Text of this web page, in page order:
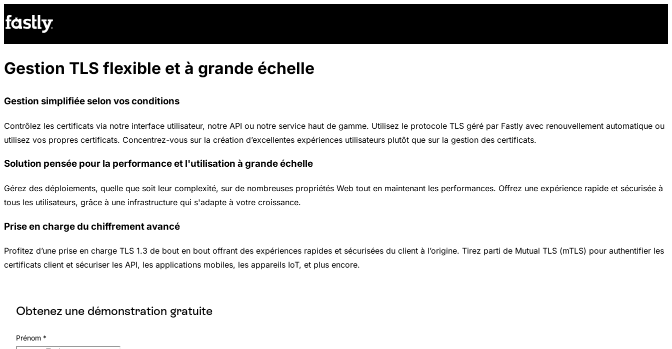
Gestion TLS flexible et à grande échelle
Gestion simplifiée selon vos conditions
Contrôlez les certificats via notre interface utilisateur, notre API ou notre service haut de gamme. Utilisez le protocole TLS géré par Fastly avec renouvellement automatique ou
utilisez vos propres certificats. Concentrez-vous sur la création d’excellentes expériences utilisateurs plutôt que sur la gestion des certificats.
Solution pensée pour la performance et l'utilisation à grande échelle
Gérez des déploiements, quelle que soit leur complexité, sur de nombreuses propriétés Web tout en maintenant les performances. Offrez une expérience rapide et sécurisée à
tous les utilisateurs, grâce à une infrastructure qui s'adapte à votre croissance.
Prise en charge du chiffrement avancé
Profitez d’une prise en charge TLS 1.3 de bout en bout offrant des expériences rapides et sécurisées du client à l’origine. Tirez parti de Mutual TLS (mTLS) pour authentifier les
certificats client et sécuriser les API, les applications mobiles, les appareils IoT, et plus encore.
Obtenez une démonstration gratuite
Prénom *